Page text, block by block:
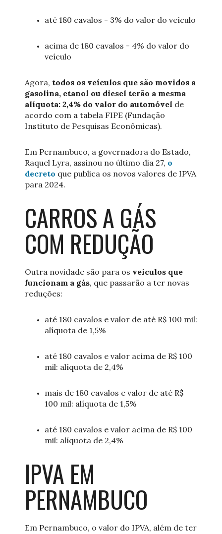
até 180 cavalos - 3% do valor do veículo
acima de 180 cavalos - 4% do valor do
veículo
Agora, todos os veículos que são movidos a
gasolina, etanol ou diesel terão a mesma
alíquota: 2,4% do valor do automóvel de
acordo com a tabela FIPE (Fundação
Instituto de Pesquisas Econômicas).
Em Pernambuco, a governadora do Estado,
Raquel Lyra, assinou no último dia 27, o
decreto que publica os novos valores de IPVA
para 2024.
CARROS A GÁS
COM REDUÇÃO
Outra novidade são para os veículos que
funcionam a gás, que passarão a ter novas
reduções:
até 180 cavalos e valor de até R$ 100 mil:
alíquota de 1,5%
até 180 cavalos e valor acima de R$ 100
mil: alíquota de 2,4%
mais de 180 cavalos e valor de até R$
100 mil: alíquota de 1,5%
até 180 cavalos e valor acima de R$ 100
mil: alíquota de 2,4%
IPVA EM
PERNAMBUCO
Em Pernambuco, o valor do IPVA, além de ter